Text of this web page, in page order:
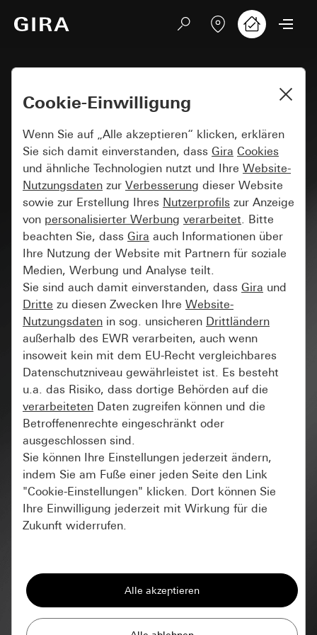
Cookie-Einwilligung
Wenn Sie auf „Alle akzeptieren“ klicken, erklären
Sie sich damit einverstanden, dass Gira Cookies
und ähnliche Technologien nutzt und Ihre Website-
Nutzungsdaten zur Verbesserung dieser Website
sowie zur Erstellung Ihres Nutzerprofils zur Anzeige
von personalisierter Werbung verarbeitet. Bitte
beachten Sie, dass Gira auch Informationen über
Ihre Nutzung der Website mit Partnern für soziale
Medien, Werbung und Analyse teilt.
Sie sind auch damit einverstanden, dass Gira und
Dritte zu diesen Zwecken Ihre Website-
Nutzungsdaten in sog. unsicheren Drittländern
außerhalb des EWR verarbeiten, auch wenn
insoweit kein mit dem EU-Recht vergleichbares
Datenschutzniveau gewährleistet ist. Es besteht
u.a. das Risiko, dass dortige Behörden auf die
verarbeiteten Daten zugreifen können und die
Betroffenenrechte eingeschränkt oder
ausgeschlossen sind.
Sie können Ihre Einstellungen jederzeit ändern,
indem Sie am Fuße einer jeden Seite den Link
"Cookie-Einstellungen" klicken. Dort können Sie
Ihre Einwilligung jederzeit mit Wirkung für die
Zukunft widerrufen.
Alle Cookies, die wir benötigen um Ihnen die